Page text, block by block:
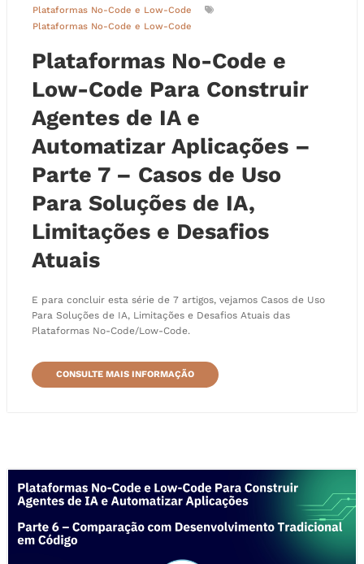
Plataformas No-Code e Low-Code
Plataformas No-Code e Low-Code
Plataformas No-Code e
Low-Code Para Construir
Agentes de IA e
Automatizar Aplicações –
Parte 7 – Casos de Uso
Para Soluções de IA,
Limitações e Desafios
Atuais
E para concluir esta série de 7 artigos, vejamos Casos de Uso
Para Soluções de IA, Limitações e Desafios Atuais das
Plataformas No-Code/Low-Code.
CONSULTE MAIS INFORMAÇÃO